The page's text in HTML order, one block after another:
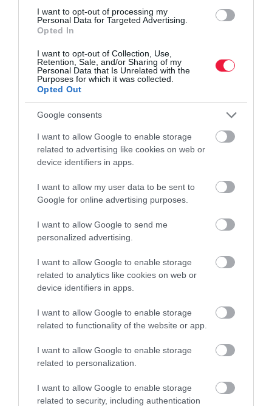
I want to opt-out of processing my
Personal Data for Targeted Advertising.
Opted In
I want to opt-out of Collection, Use,
Retention, Sale, and/or Sharing of my
Personal Data that Is Unrelated with the
Purposes for which it was collected.
Opted Out
Google consents
I want to allow Google to enable storage
related to advertising like cookies on web or
device identifiers in apps.
I want to allow my user data to be sent to
Google for online advertising purposes.
I want to allow Google to send me
personalized advertising.
I want to allow Google to enable storage
related to analytics like cookies on web or
device identifiers in apps.
I want to allow Google to enable storage
related to functionality of the website or app.
I want to allow Google to enable storage
related to personalization.
I want to allow Google to enable storage
related to security, including authentication
156 helyett 280 lóerő: itt a sportos Opel Mokka
Ez a 10 legkapósabb használt e-autó - átlagárakkal
elektromos autó autó új autó opel e-autó